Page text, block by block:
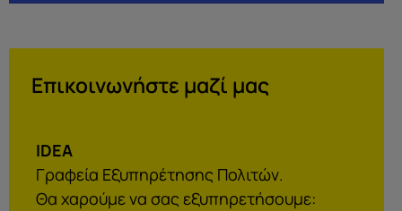
Επικοινωνήστε μαζί μας
IDEA
Γραφεία Εξυπηρέτησης Πολιτών.
Θα χαρούμε να σας εξυπηρετήσουμε: